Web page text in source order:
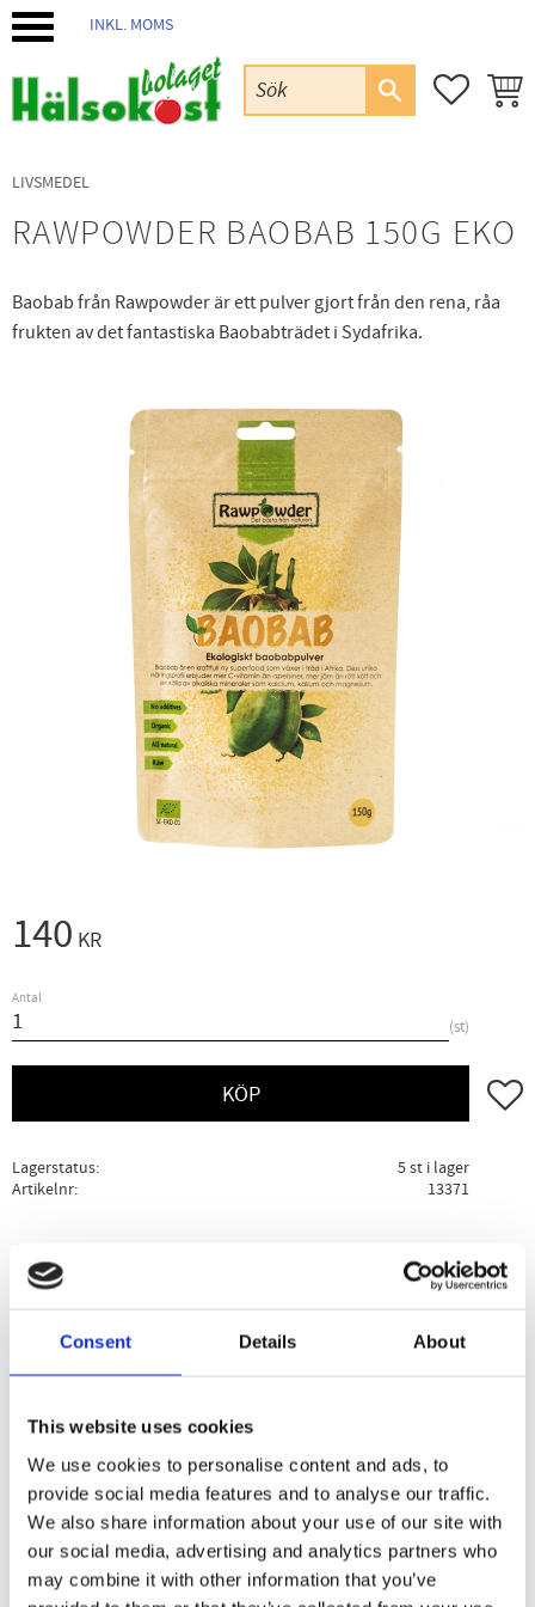
Consent Details About
This website uses cookies
We use cookies to personalise content and ads, to
provide social media features and to analyse our traffic.
We also share information about your use of our site with
our social media, advertising and analytics partners who
may combine it with other information that you’ve
INKL. MOMS
LIVSMEDEL
RAWPOWDER BAOBAB 150G EKO
Baobab från Rawpowder är ett pulver gjort från den rena, råa
frukten av det fantastiska Baobabträdet i Sydafrika.
140 KR
Antal
st
KÖP Lägg
Lagerstatus
5 st i lager
Artikelnr
13371
råa frukten av det fantastiska Baobabträdet i Sydafrica.
Frukten som växer på trädet kallas för apfrukt och dess
smak är söt syrlig.
Dela med dig